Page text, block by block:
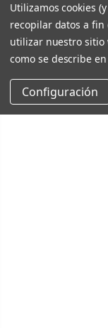
Utilizamos cookies
recopilar datos a
utilizar nuestro sitio
como se describe en
Configuración